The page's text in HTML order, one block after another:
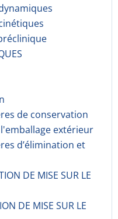
de conservation
extérieur
d’élimination et
DE MISE SUR LE
DE MISE SUR LE